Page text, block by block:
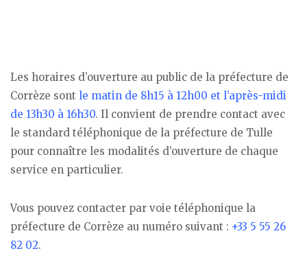
Les horaires d’ouverture au public de la préfecture de
Corrèze sont le matin de 8h15 à 12h00 et l’après-midi
de 13h30 à 16h30. Il convient de prendre contact avec
le standard téléphonique de la préfecture de Tulle
pour connaître les modalités d’ouverture de chaque
service en particulier.
Vous pouvez contacter par voie téléphonique la
préfecture de Corrèze au numéro suivant : +33 5 55 26
82 02.